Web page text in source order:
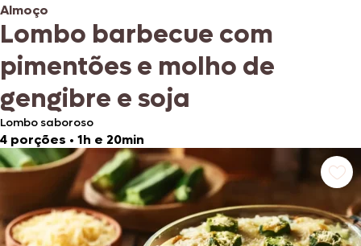
Almoço
Lombo barbecue com
pimentões e molho de
gengibre e soja
Lombo saboroso
4 porções • 1h e 20min